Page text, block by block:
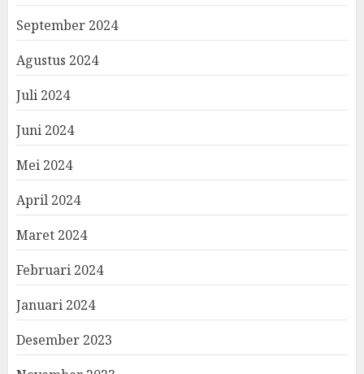
September 2024
Agustus 2024
Juli 2024
Juni 2024
Mei 2024
April 2024
Maret 2024
Februari 2024
Januari 2024
Desember 2023